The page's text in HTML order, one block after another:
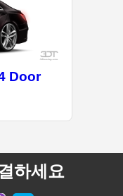
Door
하세요